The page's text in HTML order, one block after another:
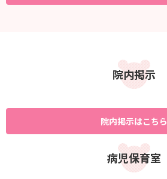
院内掲示
院内掲示はこちら
病児保育室